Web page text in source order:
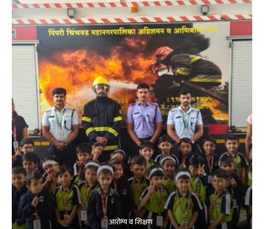
आरोग्य व शिक्षण